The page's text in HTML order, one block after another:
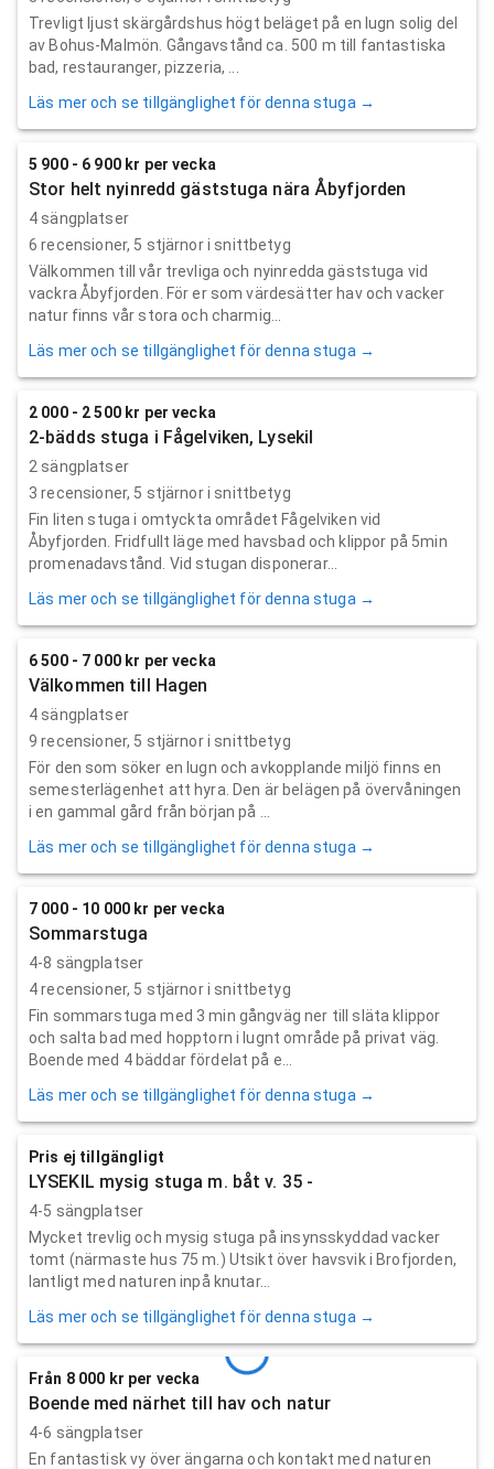
Trevligt ljust skärgårdshus högt beläget på en lugn solig del
av Bohus-Malmön. Gångavstånd ca. 500 m till fantastiska
bad, restauranger, pizzeria, ...
Läs mer och se tillgänglighet för denna stuga →
5 900 - 6 900 kr per vecka
Stor helt nyinredd gäststuga nära Åbyfjorden
4 sängplatser
6 recensioner, 5 stjärnor i snittbetyg
Välkommen till vår trevliga och nyinredda gäststuga vid
vackra Åbyfjorden. För er som värdesätter hav och vacker
natur finns vår stora och charmig...
Läs mer och se tillgänglighet för denna stuga →
2 000 - 2 500 kr per vecka
2-bädds stuga i Fågelviken, Lysekil
2 sängplatser
3 recensioner, 5 stjärnor i snittbetyg
Fin liten stuga i omtyckta området Fågelviken vid
Åbyfjorden. Fridfullt läge med havsbad och klippor på 5min
promenadavstånd. Vid stugan disponerar...
Läs mer och se tillgänglighet för denna stuga →
6 500 - 7 000 kr per vecka
Välkommen till Hagen
4 sängplatser
9 recensioner, 5 stjärnor i snittbetyg
För den som söker en lugn och avkopplande miljö finns en
semesterlägenhet att hyra. Den är belägen på övervåningen
i en gammal gård från början på ...
Läs mer och se tillgänglighet för denna stuga →
7 000 - 10 000 kr per vecka
Sommarstuga
4-8 sängplatser
4recensioner, 5 stjärnor i snittbetyg
Fin sommarstuga med 3 min gångväg ner till släta klippor
och salta bad med hopptorn i lugnt område på privat väg.
Boende med 4 bäddar fördelat på e...
Läs mer och se tillgänglighet för denna stuga →
Pris ej tillgängligt
LYSEKIL mysig stuga m. båt v. 35 -
4-5 sängplatser
Mycket trevlig och mysig stuga på insynsskyddad vacker
tomt (närmaste hus 75 m.) Utsikt över havsvik i Brofjorden,
lantligt med naturen inpå knutar...
Läs mer och se tillgänglighet för denna stuga →
Från 8 000 kr per vecka
Boende med närhet till hav och natur
4-6 sängplatser
En fantastisk vy över ängarna och kontakt med naturen